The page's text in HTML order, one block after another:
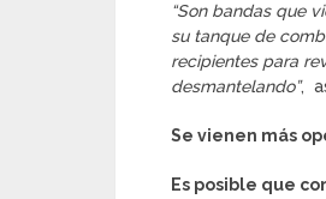
“Son bandas que
su tanque de
recipientes para
desmantelando”,
Se vienen más
Es posible que